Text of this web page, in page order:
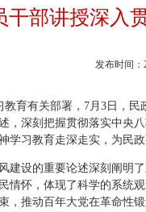
干部讲授深入
发布时间：
有关部署，7月3日，民
，深刻把握贯彻落实中央
学习教育走深走实，为民
设的重要论述深刻阐明
情怀，体现了科学的系统
，推动百年大党在革命性